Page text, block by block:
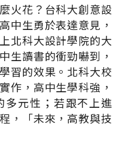
火花？台科大創意設
中生勇於表達意見，
北科大設計學院的大
生讀書的衝勁嚇到，
習的效果。北科大校
作，高中生學科強，
多元性；若跟不上進
，「未來，高教與技